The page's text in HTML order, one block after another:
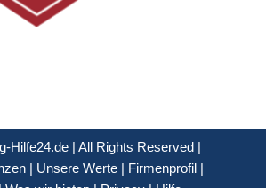
Hilfe24.de | All Rights Reserved |
| Unsere Werte | Firmenprofil |